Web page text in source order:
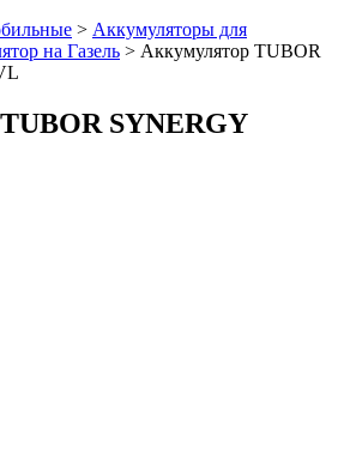
> Аккумуляторы для
на Газель > Аккумулятор TUBOR
SYNERGY